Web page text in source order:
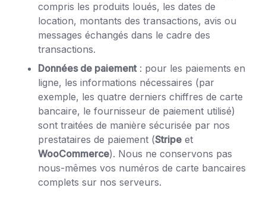
compris les produits loués, les dates de
location, montants des transactions, avis ou
messages échangés dans le cadre des
transactions.
Données de paiement: pour les paiements en
ligne, les informations nécessaires (par
exemple, les quatre derniers chiffres de carte
bancaire, le fournisseur de paiement utilisé)
sont traitées de manière sécurisée par nos
prestataires de paiement (Stripe et
WooCommerce). Nous ne conservons pas
nous-mêmes vos numéros de carte bancaires
complets sur nos serveurs.